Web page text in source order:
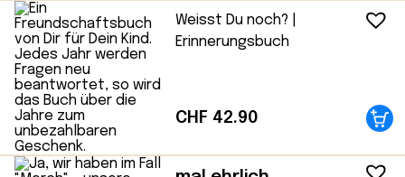
Weisst Du noch? |
Erinnerungsbuch
CHF 42.90